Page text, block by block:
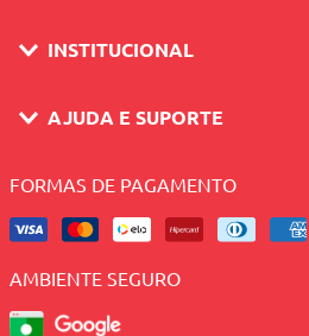
INSTITUCIONAL
AJUDA E SUPORTE
FORMAS DE PAGAMENTO
AMBIENTE SEGURO